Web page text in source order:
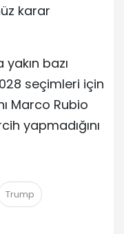
karar
yakın bazı
seçimleri için
Marco Rubio
yapmadığını
Trump